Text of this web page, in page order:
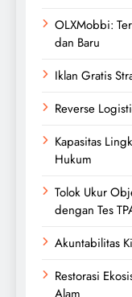
OLXMobbi:
dan Baru
Iklan Gratis
Reverse
Kapasitas
Hukum
Tolok Ukur
dengan Tes
Akuntabilitas
Restorasi